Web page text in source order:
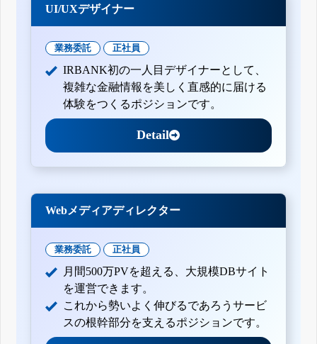
UI/UXデザイナー
業務委託 正社員
IRBANK初の一人目デザイナーとして、
複雑な金融情報を美しく直感的に届ける
体験をつくるポジションです。
Detail
Webメディアディレクター
業務委託 正社員
月間500万PVを超える、大規模DBサイト
を運営できます。
これから勢いよく伸びるであろうサービ
スの根幹部分を支えるポジションです。